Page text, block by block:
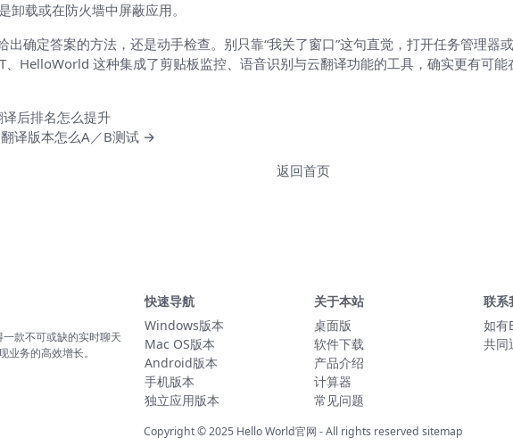
载或在防火墙中屏蔽应用。
确定答案的方法，还是动手检查。别只靠“我关了窗口”这句直觉，打开任务管理器
HelloWorld 这种集成了剪贴板监控、语音识别与云翻译功能的工具，确实更有可
后排名怎么提升
译版本怎么A／B测试 →
返回首页
款不可或缺的实时聊天
务的高效增长。
快速导航
Windows版本
Mac OS版本
Android版本
手机版本
独立应用版本
关于本站
桌面版
软件下载
产品介绍
计算器
常见问题
联系
如有
共同
Copyright © 2025 Hello World官网 - All rights reserved sitemap